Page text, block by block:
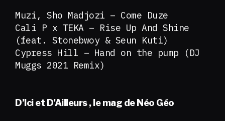
Muzi, Sho Madjozi – Come Duze
Cali P x TEKA – Rise Up And Shine
(feat. Stonebwoy & Seun Kuti)
Cypress Hill – Hand on the pump (DJ
Muggs 2021 Remix)
D’Ici et D’Ailleurs , le mag de Néo Géo